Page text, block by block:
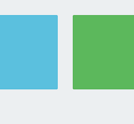
* Pileta para
* Opcional servicio
semanal (este